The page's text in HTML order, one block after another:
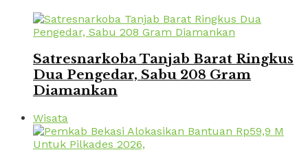
Satresnarkoba Tanjab Barat Ringkus
Dua Pengedar, Sabu 208 Gram
Diamankan
Wisata